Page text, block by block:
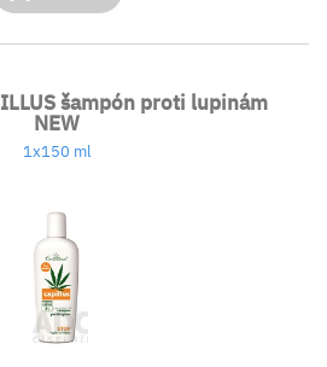
šampón proti lupinám
NEW
1x150 ml